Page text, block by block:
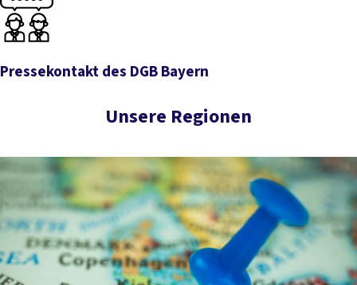
Pressekontakt des DGB Bayern
Unsere Regionen